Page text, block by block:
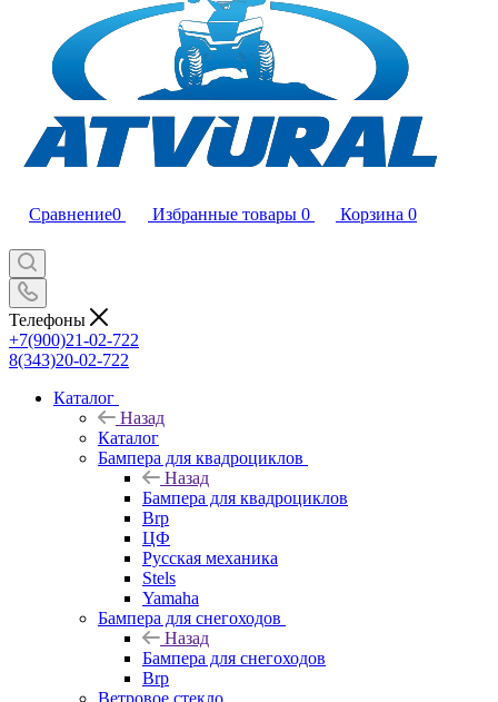
Сравнение0 Избранные товары 0 Корзина 0
Телефоны
+7(900)21-02-722
8(343)20-02-722
Каталог
Назад
Каталог
Бампера для квадроциклов
Назад
Бампера для квадроциклов
Brp
ЦФ
Русская механика
Stels
Yamaha
Бампера для снегоходов
Назад
Бампера для снегоходов
Brp
Ветровое стекло